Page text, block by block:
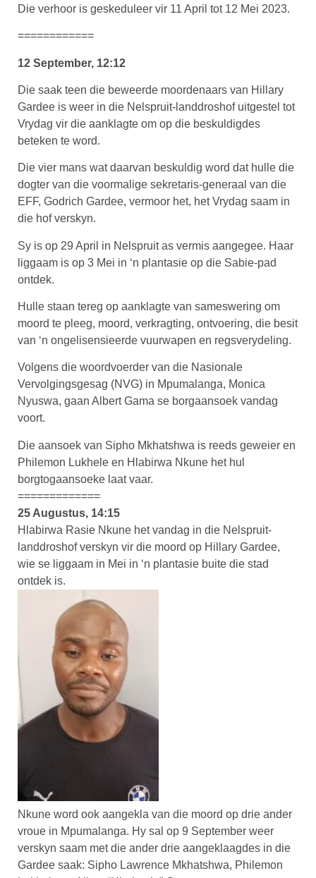
Die verhoor is geskeduleer vir 11 April tot 12 Mei 2023.
============
12 September, 12:12
Die saak teen die beweerde moordenaars van Hillary
Gardee is weer in die Nelspruit-landdroshof uitgestel tot
Vrydag vir die aanklagte om op die beskuldigdes
beteken te word.
Die vier mans wat daarvan beskuldig word dat hulle die
dogter van die voormalige sekretaris-generaal van die
EFF, Godrich Gardee, vermoor het, het Vrydag saam in
die hof verskyn.
Sy is op 29 April in Nelspruit as vermis aangegee. Haar
liggaam is op 3 Mei in ‘n plantasie op die Sabie-pad
ontdek.
Hulle staan tereg op aanklagte van sameswering om
moord te pleeg, moord, verkragting, ontvoering, die besit
van ‘n ongelisensieerde vuurwapen en regsverydeling.
Volgens die woordvoerder van die Nasionale
Vervolgingsgesag (NVG) in Mpumalanga, Monica
Nyuswa, gaan Albert Gama se borgaansoek vandag
voort.
Die aansoek van Sipho Mkhatshwa is reeds geweier en
Philemon Lukhele en Hlabirwa Nkune het hul
borgtogaansoeke laat vaar.
=============
25 Augustus, 14:15
Hlabirwa Rasie Nkune het vandag in die Nelspruit-
landdroshof verskyn vir die moord op Hillary Gardee,
wie se liggaam in Mei in ‘n plantasie buite die stad
ontdek is.
Nkune word ook aangekla van die moord op drie ander
vroue in Mpumalanga. Hy sal op 9 September weer
verskyn saam met die ander drie aangeklaagdes in die
Gardee saak: Sipho Lawrence Mkhatshwa, Philemon